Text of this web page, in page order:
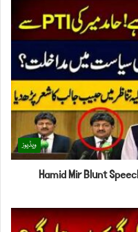
ویڈیوز
Hamid Mir Blunt